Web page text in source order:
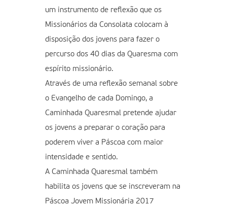
um instrumento de reflexão que os
Missionários da Consolata colocam à
disposição dos jovens para fazer o
percurso dos 40 dias da Quaresma com
espírito missionário.
Através de uma reflexão semanal sobre
o Evangelho de cada Domingo, a
Caminhada Quaresmal pretende ajudar
os jovens a preparar o coração para
poderem viver a Páscoa com maior
intensidade e sentido.
A Caminhada Quaresmal também
habilita os jovens que se inscreveram na
Páscoa Jovem Missionária 2017